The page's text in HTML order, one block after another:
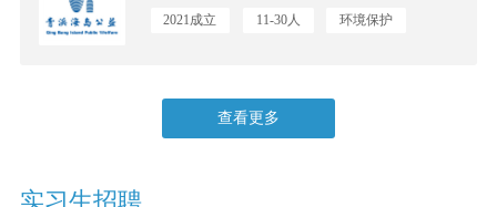
2021成立 11-30人 环境保护
查看更多
实习生招聘